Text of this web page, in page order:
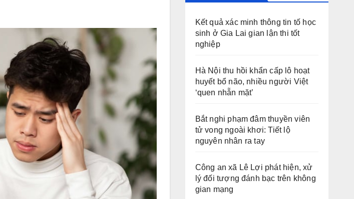
Kết quả xác minh thông tin tố học
sinh ở Gia Lai gian lận thi tốt
nghiệp
Hà Nội thu hồi khẩn cấp lô hoạt
huyết bổ não, nhiều người Việt
‘quen nhẵn mặt’
Bắt nghi phạm đâm thuyền viên
tử vong ngoài khơi: Tiết lộ
nguyên nhân ra tay
Công an xã Lê Lợi phát hiện, xử
lý đối tượng đánh bạc trên không
gian mạng